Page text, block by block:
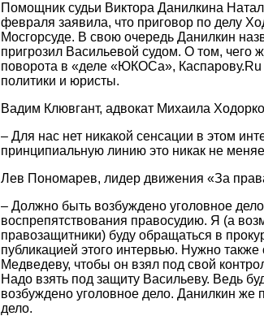
Помощник судьи Виктора Данилкина
февраля заявила, что приговор по делу
Мосгорсуде. В свою очередь Данилкин
пригрозил Васильевой судом. О том, чего
поворота в «деле «ЮКОСа», Каспарову.Ru
политики и юристы.
Вадим Клювгант, адвокат Михаила
– Для нас нет никакой сенсации в этом
принципиальную линию это никак не
Лев Пономарев, лидер движения «За
– Должно быть возбуждено уголовное
воспрепятствования правосудию. Я (а
правозащитники) буду обращаться в
публикацией этого интервью. Нужно также
Медведеву, чтобы он взял под свой
Надо взять под защиту Васильеву. Ведь
возбуждено уголовное дело. Данилкин же
дело.